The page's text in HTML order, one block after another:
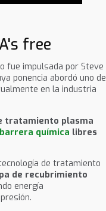
free
fue impulsada por Steve
ponencia abordó uno de
en la industria
tratamiento plasma
química libres
de tratamiento
de recubrimiento
energía